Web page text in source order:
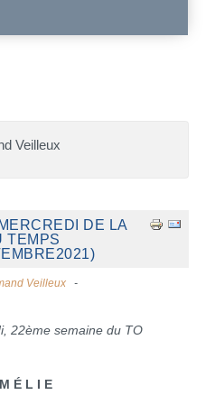
Veilleux
DE LA
TEMPS
Veilleux
22ème semaine du TO
É L I E